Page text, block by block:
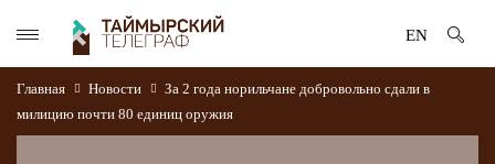
EN
Главная Новости
За 2 года норильчане добровольно сдали в
милицию почти 80 единиц оружия